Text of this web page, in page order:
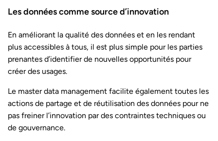
Les données comme source d’innovation
En améliorant la qualité des données et en les rendant
plus accessibles à tous, il est plus simple pour les parties
prenantes d’identifier de nouvelles opportunités pour
créer des usages.
Le master data management facilite également toutes les
actions de partage et de réutilisation des données pour ne
pas freiner l’innovation par des contraintes techniques ou
de gouvernance.